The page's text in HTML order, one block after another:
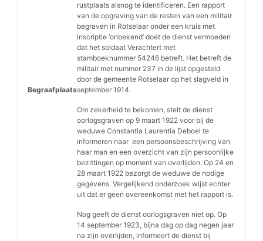
Begraafplaats
rustplaats alsnog te identificeren. Een rapport
van de opgraving van de resten van een militair
begraven in Rotselaar onder een kruis met
inscriptie ‘onbekend’ doet de dienst vermoeden
dat het soldaat Verachtert met
stamboeknummer 54246 betreft. Het betreft de
militair met nummer 237 in de lijst opgesteld
door de gemeente Rotselaar op het slagveld in
september 1914.
Om zekerheid te bekomen, stelt de dienst
oorlogsgraven op 9 maart 1922 voor bij de
weduwe Constantia Laurentia Deboel te
informeren naar een persoonsbeschrijving van
haar man en een overzicht van zijn persoonlijke
bezittingen op moment van overlijden. Op 24 en
28 maart 1922 bezorgt de weduwe de nodige
gegevens. Vergelijkend onderzoek wijst echter
uit dat er geen overeenkomst met het rapport is.
Nog geeft de dienst oorlogsgraven niet op. Op
14 september 1923, bijna dag op dag negen jaar
na zijn overlijden, informeert de dienst bij